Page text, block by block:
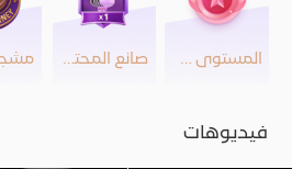
المستوى 23 صانع المحتوى
فيديوهات